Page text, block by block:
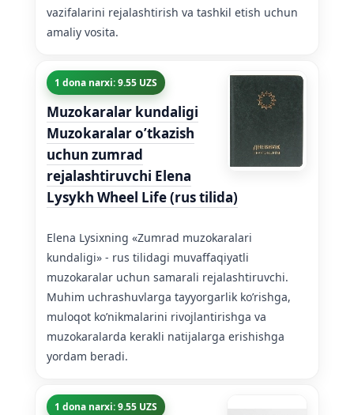
vazifalarini rejalashtirish va tashkil etish uchun
amaliy vosita.
1 dona narxi: 9.55 UZS
Muzokaralar kundaligi
Muzokaralar o’tkazish
uchun zumrad
rejalashtiruvchi Elena
Lysykh Wheel Life (rus tilida)
Elena Lysixning «Zumrad muzokaralari
kundaligi» - rus tilidagi muvaffaqiyatli
muzokaralar uchun samarali rejalashtiruvchi.
Muhim uchrashuvlarga tayyorgarlik ko’rishga,
muloqot ko’nikmalarini rivojlantirishga va
muzokaralarda kerakli natijalarga erishishga
yordam beradi.
1 dona narxi: 9.55 UZS